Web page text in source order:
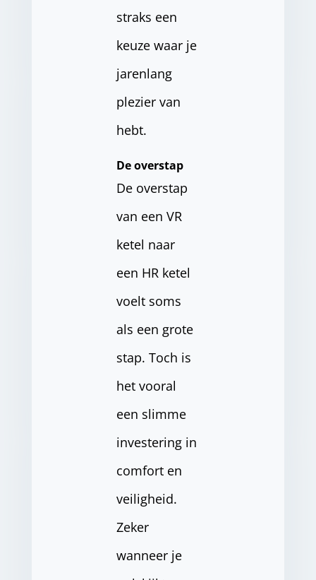
straks een
keuze waar je
jarenlang
plezier van
hebt.
De overstap
De overstap
van een VR
ketel naar
een HR ketel
voelt soms
als een grote
stap. Toch is
het vooral
een slimme
investering in
comfort en
veiligheid.
Zeker
wanneer je